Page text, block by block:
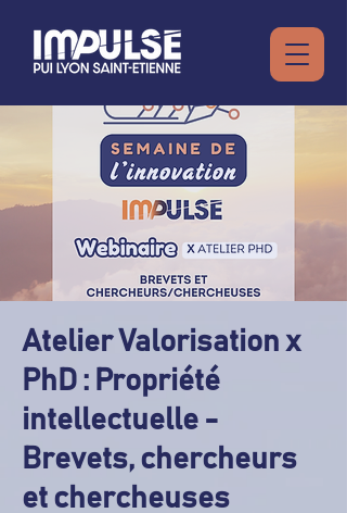
Atelier Valorisation x
PhD : Propriété
intellectuelle -
Brevets, chercheurs
et chercheuses